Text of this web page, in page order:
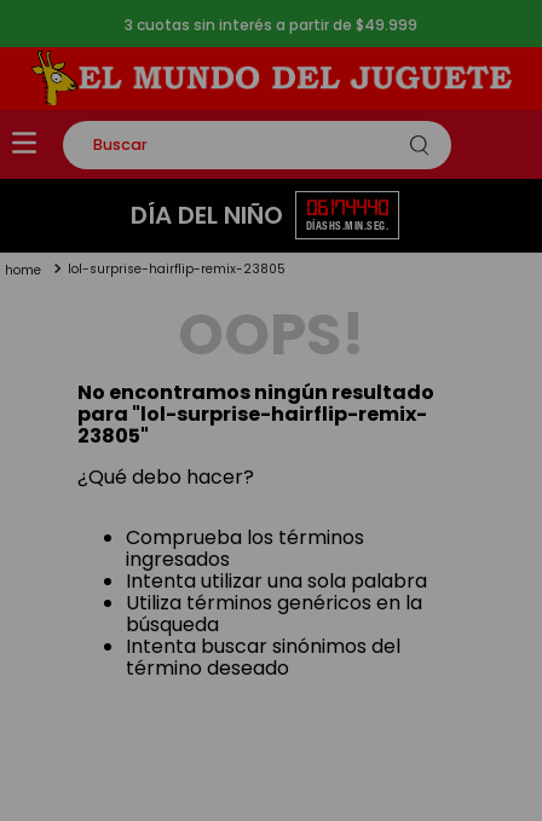
3 cuotas sin interés a partir de $49.999
Buscar
TÉRMINOS MÁS BUSCADOS
2.
lego
toy story
DÍA DEL NIÑO 06
DÍAS
17
HS.
44
MIN.
39
SEG.
lol-surprise-hairflip-remix-23805
OOPS!
No encontramos ningún resultado
para "lol-surprise-hairflip-remix-
23805"
¿Qué debo hacer?
Comprueba los términos
ingresados
Intenta utilizar una sola palabra
Utiliza términos genéricos en la
búsqueda
Intenta buscar sinónimos del
término deseado